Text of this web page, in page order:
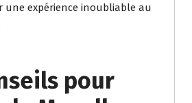
une expérience inoubliable au
pour